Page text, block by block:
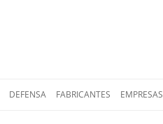
al
DEFENSA FABRICANTES EMPRESAS